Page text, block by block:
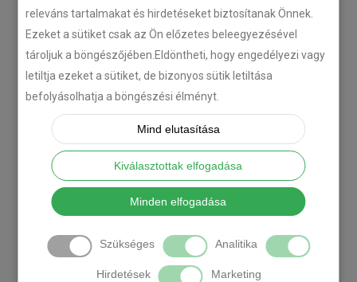
releváns tartalmakat és hirdetéseket biztosítanak Önnek.
Ezeket a sütiket csak az Ön előzetes beleegyezésével
tároljuk a böngészőjében.Eldöntheti, hogy engedélyezi vagy
letiltja ezeket a sütiket, de bizonyos sütik letiltása
befolyásolhatja a böngészési élményt.
Mind elutasítása
Kiválasztottak elfogadása
Minden elfogadása
Szükséges Analitika
Hirdetések Marketing
2018-06-12
Citroën C-Zero tempomat
beszerelés
KATEGÓRIA
UTÓLAGOS TEMPOMAT